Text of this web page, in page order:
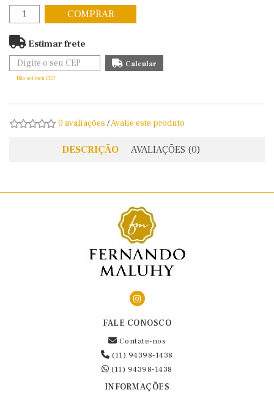
COMPRAR
Estimar frete
Não sei meu CEP
0 avaliações /Avalie este produto
DESCRIÇÃO AVALIAÇÕES (0)
FALE CONOSCO
Contate-nos
(11) 94398-1438
(11) 94398-1438
INFORMAÇÕES